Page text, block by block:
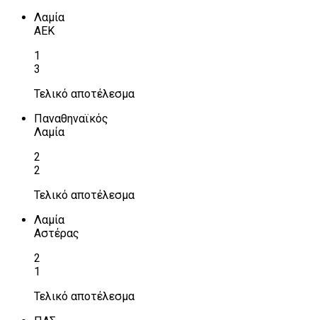
Λαμία
ΑΕΚ
1
3
Τελικό αποτέλεσμα
Παναθηναϊκός
Λαμία
2
2
Τελικό αποτέλεσμα
Λαμία
Αστέρας
2
1
Τελικό αποτέλεσμα